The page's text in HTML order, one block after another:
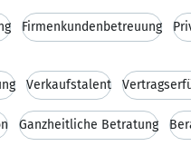
Firmenkundenbetreuung
Verkaufstalent
Ganzheitliche Betratung